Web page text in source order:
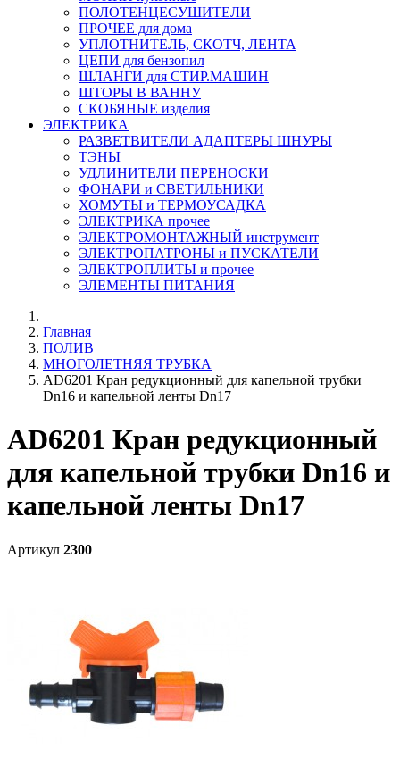
ПОЛОТЕНЦЕСУШИТЕЛИ
ПРОЧЕЕ для дома
УПЛОТНИТЕЛЬ, СКОТЧ, ЛЕНТА
ЦЕПИ для бензопил
ШЛАНГИ для СТИР.МАШИН
ШТОРЫ В ВАННУ
СКОБЯНЫЕ изделия
ЭЛЕКТРИКА
РАЗВЕТВИТЕЛИ АДАПТЕРЫ ШНУРЫ
ТЭНЫ
УДЛИНИТЕЛИ ПЕРЕНОСКИ
ФОНАРИ и СВЕТИЛЬНИКИ
ХОМУТЫ и ТЕРМОУСАДКА
ЭЛЕКТРИКА прочее
ЭЛЕКТРОМОНТАЖНЫЙ инструмент
ЭЛЕКТРОПАТРОНЫ и ПУСКАТЕЛИ
ЭЛЕКТРОПЛИТЫ и прочее
ЭЛЕМЕНТЫ ПИТАНИЯ
Главная
ПОЛИВ
МНОГОЛЕТНЯЯ ТРУБКА
AD6201 Кран редукционный для капельной трубки
Dn16 и капельной ленты Dn17
AD6201 Кран редукционный
для капельной трубки Dn16 и
капельной ленты Dn17
Артикул 2300